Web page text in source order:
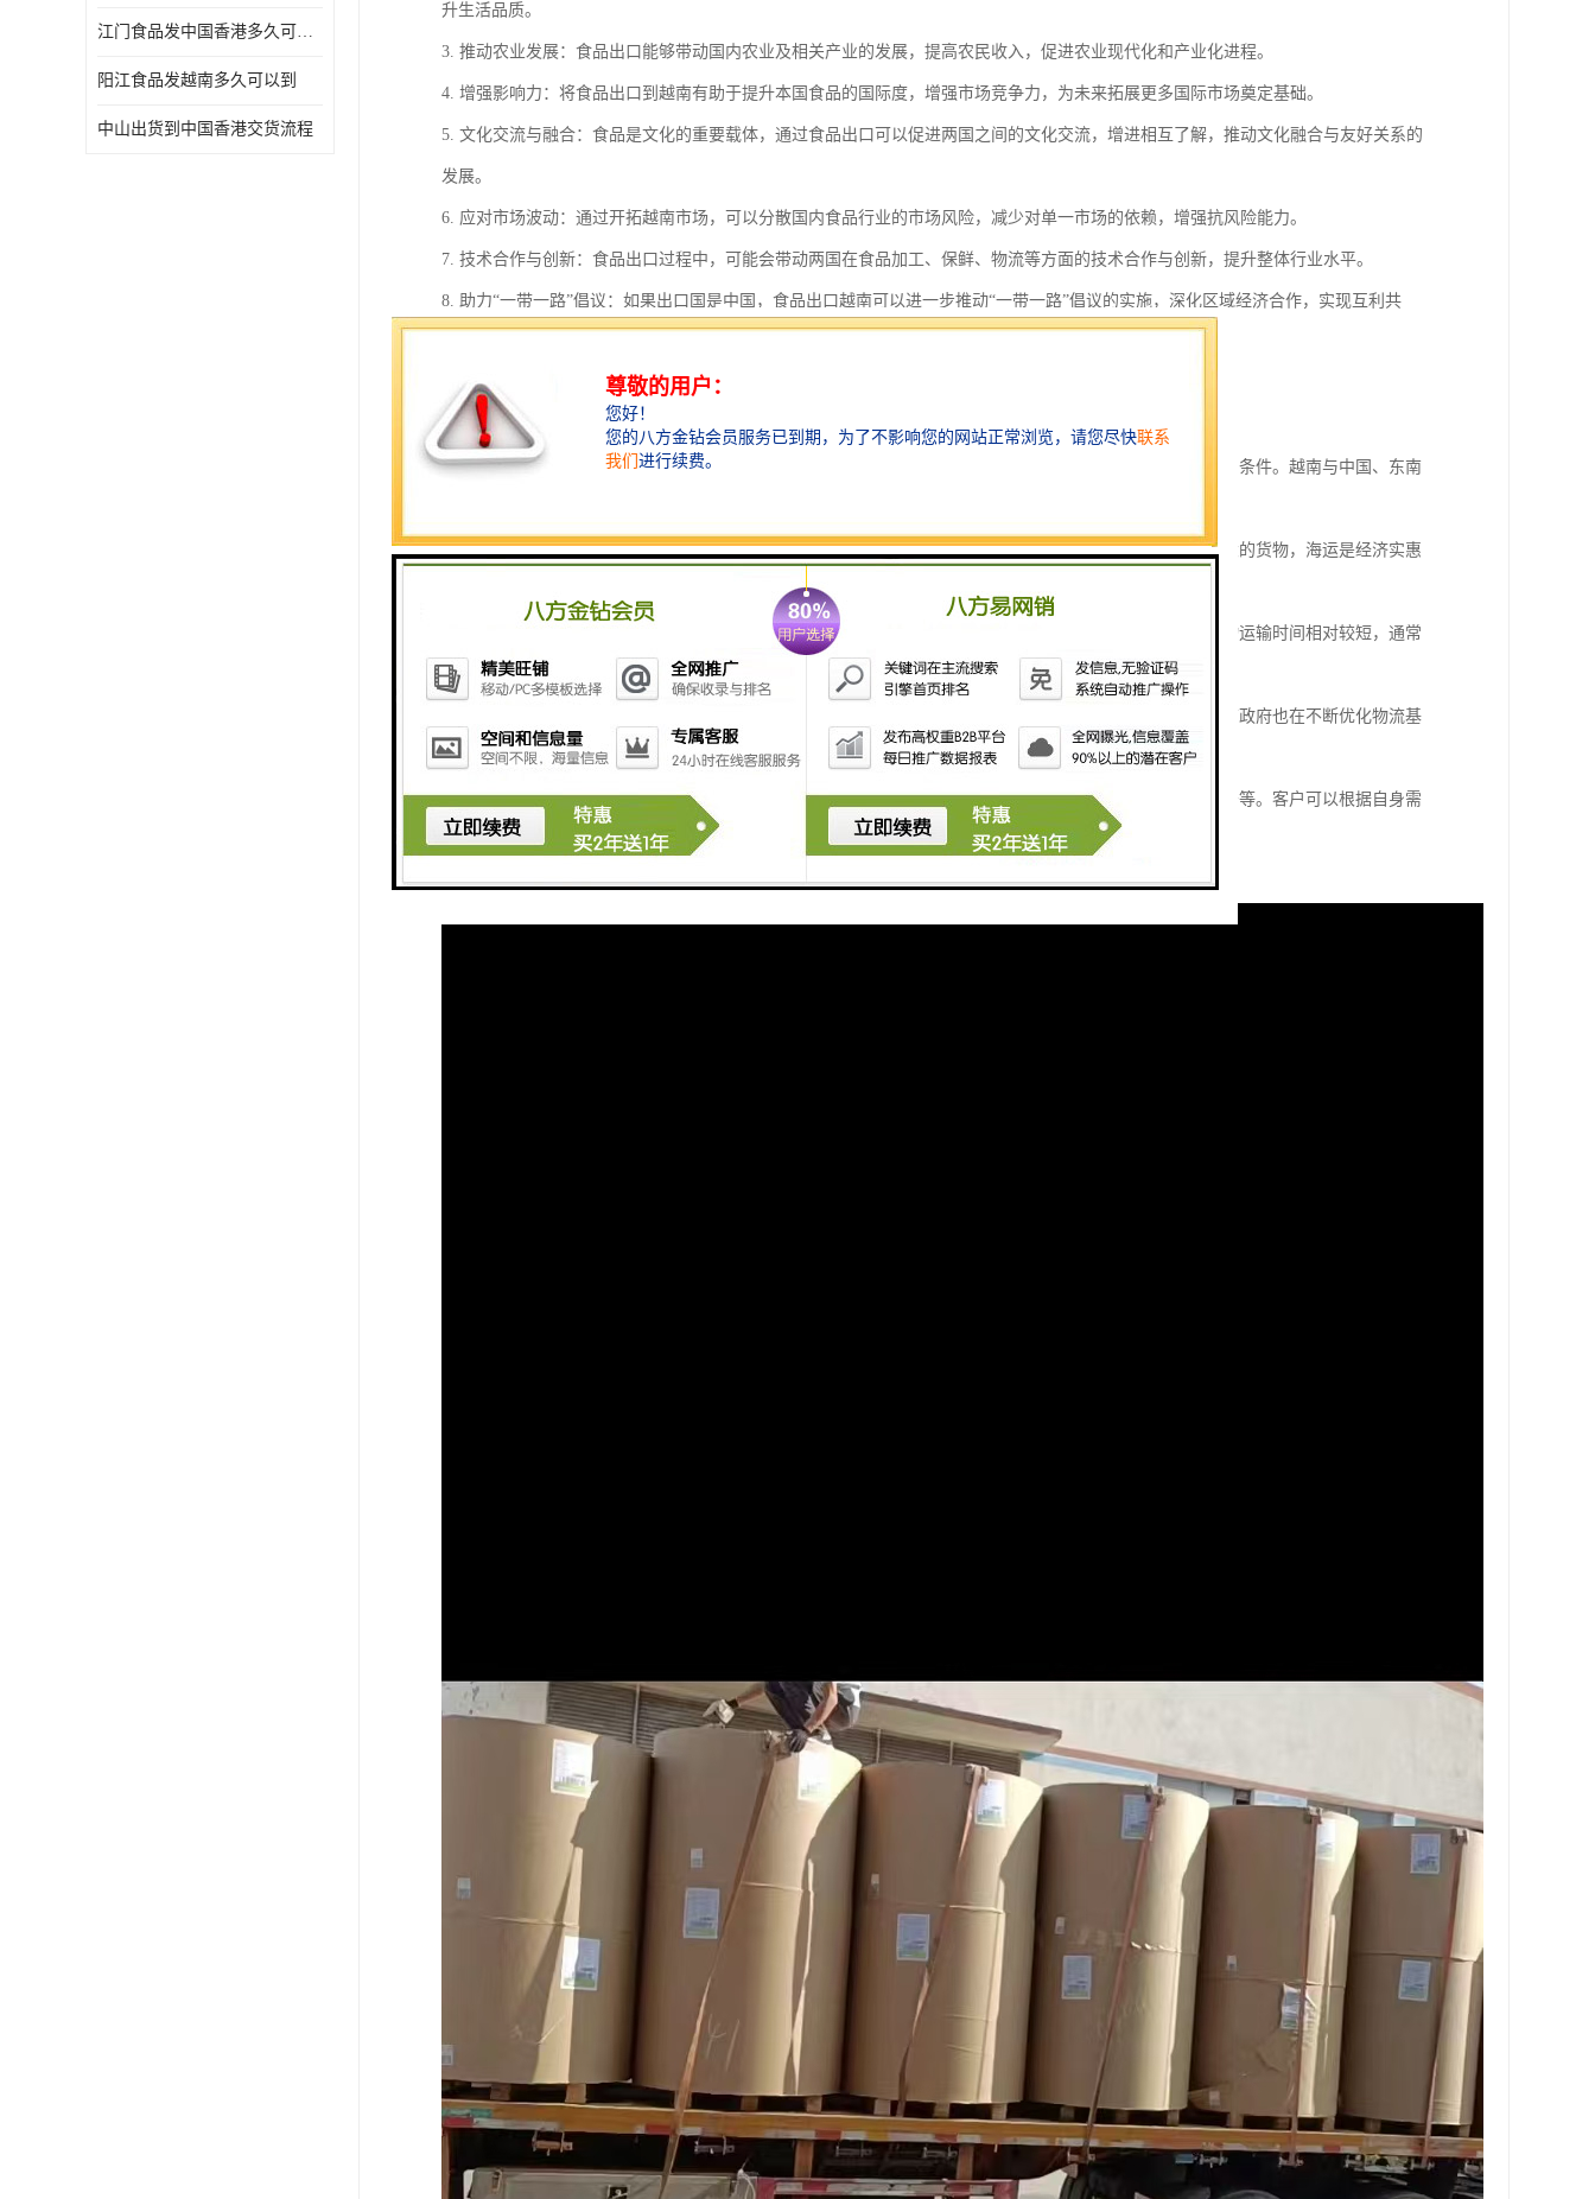
江门食品发中国香港多久可以到 一键发货
阳江食品发越南多久可以到
中山出货到中国香港交货流程
升生活品质。
3. 推动农业发展：食品出口能够带动国内农业及相关产业的发展，提高农民收入，促进农业现代化和产业化进程。
4. 增强影响力：将食品出口到越南有助于提升本国食品的国际度，增强市场竞争力，为未来拓展更多国际市场奠定基础。
5. 文化交流与融合：食品是文化的重要载体，通过食品出口可以促进两国之间的文化交流，增进相互了解，推动文化融合与友好关系的
发展。
6. 应对市场波动：通过开拓越南市场，可以分散国内食品行业的市场风险，减少对单一市场的依赖，增强抗风险能力。
7. 技术合作与创新：食品出口过程中，可能会带动两国在食品加工、保鲜、物流等方面的技术合作与创新，提升整体行业水平。
8. 助力“一带一路”倡议：如果出口国是中国，食品出口越南可以进一步推动“一带一路”倡议的实施，深化区域经济合作，实现互利共
总之，食品发越南不仅具有经济意义，还涉及文化、技术、等多个层面，对两国关系的发展具有积推动作用。
到越南的海运物流具有以下几个特点：
先，越南地理位置优越，拥有多个重要港口，如海防港、胡志明港和岘港等，这些港口为海运物流提供了便利条件。越南与中国、东南
其次，越南的海运物流成本相对较低，尤其是与空运相比，海运具有明显的价格优势。对于大批量、重量较大的货物，海运是经济实惠
的选择。此外，越南的港口设施不断完善，物流效率逐步提升，进一步降低了运输成本。
第三，越南的海运物流网络较为发达，与多个和地区建立了航线连接。中国到越南的海运航线尤为密集，货物运输时间相对较短，通常
需要3至7天，具体时间取决于出发港和目的港的位置。
第四，越南的海关政策和流程相对简化，尤其是对于与中国等主要贸易伙伴的货物，通关手续较为便捷。越南政府也在不断优化物流基
础设施，提升港口吞吐能力和通关效率，以吸引更多国际货物中转。
后，越南的海运物流市场竞争激烈，众多物流公司提供多样化的服务，包括整箱运输、拼箱运输、门到门服务等。客户可以根据自身需
求选择不同的运输方案，灵活性和可选择性较高。
总的来说，到越南的海运物流具有*、航线密集、通关便捷等特点，适合大批量货物的国际运输需求。